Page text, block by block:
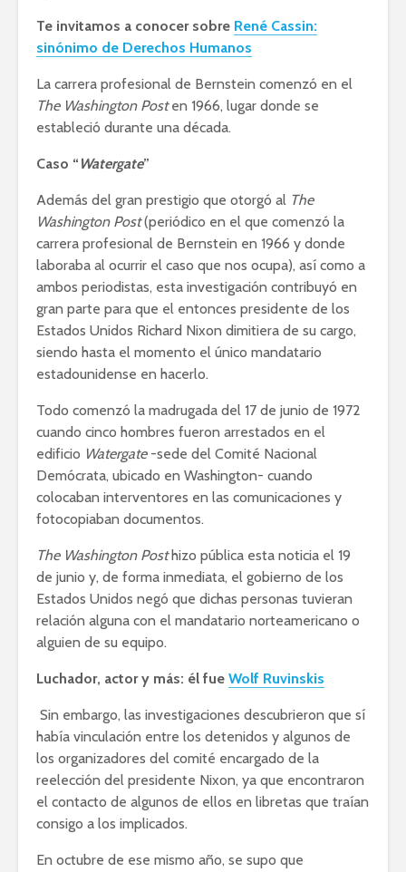
Te invitamos a conocer sobre René Cassin:
sinónimo de Derechos Humanos
La carrera profesional de Bernstein comenzó en el
The Washington Posten 1966, lugar donde se
estableció durante una década.
Caso “ Watergate”
Además del gran prestigio que otorgó al The
Washington Post(periódico en el que comenzó la
carrera profesional de Bernstein en 1966 y donde
laboraba al ocurrir el caso que nos ocupa), así como a
ambos periodistas, esta investigación contribuyó en
gran parte para que el entonces presidente de los
Estados Unidos Richard Nixon dimitiera de su cargo,
siendo hasta el momento el único mandatario
estadounidense en hacerlo.
Todo comenzó la madrugada del 17 de junio de 1972
cuando cinco hombres fueron arrestados en el
edificio Watergate-sede del Comité Nacional
Demócrata, ubicado en Washington- cuando
colocaban interventores en las comunicaciones y
fotocopiaban documentos.
The Washington Posthizo pública esta noticia el 19
de junio y, de forma inmediata, el gobierno de los
Estados Unidos negó que dichas personas tuvieran
relación alguna con el mandatario norteamericano o
alguien de su equipo.
Luchador, actor y más: él fue Wolf Ruvinskis
Sin embargo, las investigaciones descubrieron que sí
había vinculación entre los detenidos y algunos de
los organizadores del comité encargado de la
reelección del presidente Nixon, ya que encontraron
el contacto de algunos de ellos en libretas que traían
consigo a los implicados.
En octubre de ese mismo año, se supo que